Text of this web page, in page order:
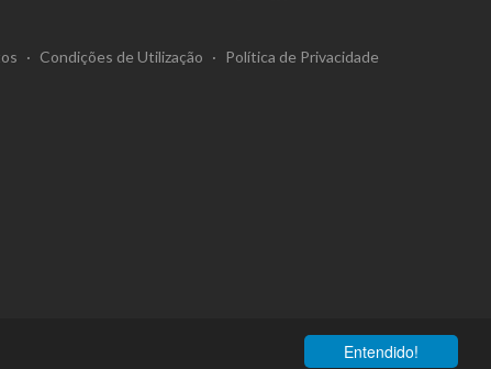
Entendido!
· Condições de Utilização · Política de Privacidade